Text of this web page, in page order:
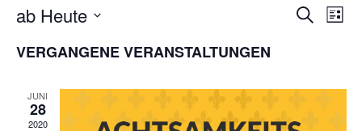
Suche
Liste
ab Heute
wählen.
VERGANGENE VERANSTALTUNGEN
JUNI
28
2020